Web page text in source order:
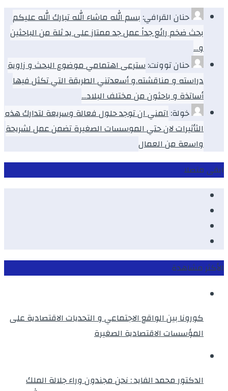
حنان القرافي: بسم الله ماشاء الله تبارك الله عليكم
بحث ضخم رائع جداً عمل جد ممتاز على يد ثلة من الباحثين
و…
حنان توونت:سترعى اهتمامي موضوع البحث و زاوية
دراسته و مناقشته.و أسعدتني الطريقة التي تكثل فيها
أساتذة و باحثون من مختلف البلاد…
خولة:اتمني ان توجد حلول فعالة وسريعة لتدارك هذه
الثأثيرات لان حتي الموسسات الصغيرة تضمن عمل لشريحة
واسعة من العمال
ابقى متصلا
الأكثر مشاهدة
كورونا بين الواقع الاجتماعي و التحديات الاقتصادية على
المؤسسات الاقتصادية الصغيرة
الدكتور محمد الفايد : نحن مجندون وراء جلالة الملك